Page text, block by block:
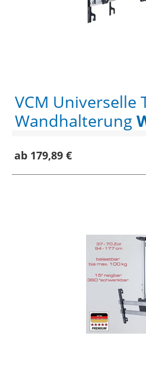
VCM Universelle
Wandhalterung
ab 179,89 €